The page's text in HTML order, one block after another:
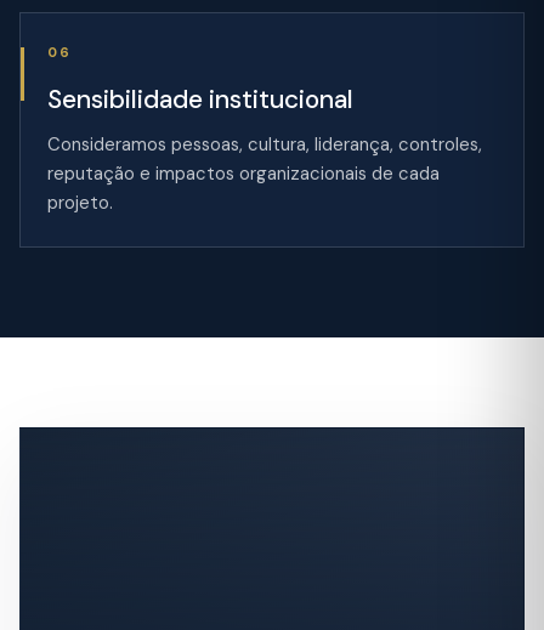
06
Sensibilidade institucional
Consideramos pessoas, cultura, liderança, controles,
reputação e impactos organizacionais de cada
projeto.